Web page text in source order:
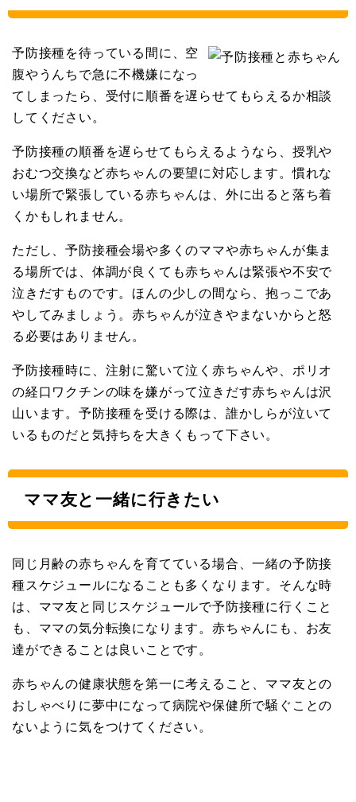
予防接種を待っている間に、空
腹やうんちで急に不機嫌になっ
てしまったら、受付に順番を遅らせてもらえるか相談
してください。
予防接種の順番を遅らせてもらえるようなら、授乳や
おむつ交換など赤ちゃんの要望に対応します。慣れな
い場所で緊張している赤ちゃんは、外に出ると落ち着
くかもしれません。
ただし、予防接種会場や多くのママや赤ちゃんが集ま
る場所では、体調が良くても赤ちゃんは緊張や不安で
泣きだすものです。ほんの少しの間なら、抱っこであ
やしてみましょう。赤ちゃんが泣きやまないからと怒
る必要はありません。
予防接種時に、注射に驚いて泣く赤ちゃんや、ポリオ
の経口ワクチンの味を嫌がって泣きだす赤ちゃんは沢
山います。予防接種を受ける際は、誰かしらが泣いて
いるものだと気持ちを大きくもって下さい。
ママ友と一緒に行きたい
同じ月齢の赤ちゃんを育てている場合、一緒の予防接
種スケジュールになることも多くなります。そんな時
は、ママ友と同じスケジュールで予防接種に行くこと
も、ママの気分転換になります。赤ちゃんにも、お友
達ができることは良いことです。
赤ちゃんの健康状態を第一に考えること、ママ友との
おしゃべりに夢中になって病院や保健所で騒ぐことの
ないように気をつけてください。